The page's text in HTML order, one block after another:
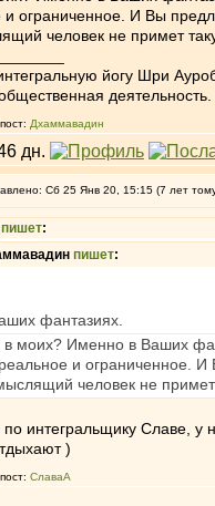
и ограниченное. И Вы
человек не примет
йогу Шри
деятельность.
Дхаммавадин
Сб 25 Янв 20, 15:15 (7 лет
пишет:
пишет:
фантазиях.
моих? Именно в Ваших
и ограниченное.
человек не
по интегральщику Славе, у
)
СлаваА